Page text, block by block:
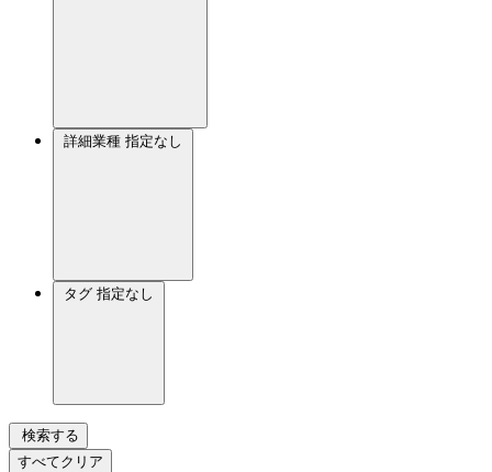
詳細業種 指定なし
タグ 指定なし
検索する
すべてクリア